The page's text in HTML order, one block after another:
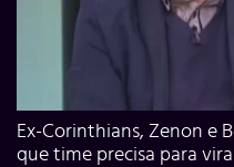
Ex-Corinthians, Zenon e
que time precisa para